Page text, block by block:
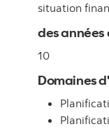
situation
des années
10
Domaines